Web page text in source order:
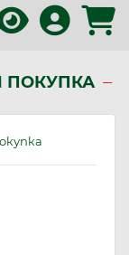
ПОКУПКА